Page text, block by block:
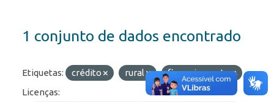
1 conjunto de dados encontrado
Etiquetas: crédito rural
financiamento
Licenças: